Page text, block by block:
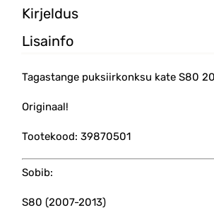
Kirjeldus
Lisainfo
Tagastange puksiirkonksu kate S80
Originaal!
Tootekood: 39870501
Sobib:
S80 (2007-2013)